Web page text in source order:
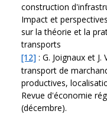
construction
Impact et
sur la théorie et la
transports
[12] : G. Joignaux et
transport de
productives,
Revue d'économie
(décembre).